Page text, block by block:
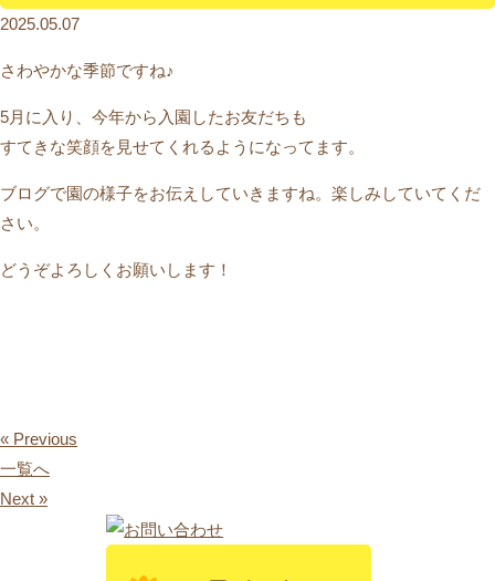
2025.05.07
さわやかな季節ですね♪
5月に入り、今年から入園したお友だちも
すてきな笑顔を見せてくれるようになってます。
ブログで園の様子をお伝えしていきますね。楽しみしていてくだ
さい。
どうぞよろしくお願いします！
« Previous
一覧へ
Next »